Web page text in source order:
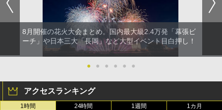
8月開催の花火大会まとめ。国内最大級2.4万発「幕張ビ
ーチ」や日本三大「長岡」など大型イベント目白押し！
● ● ● ● ● ●
アクセスランキング
1時間 24時間 1週間 1カ月